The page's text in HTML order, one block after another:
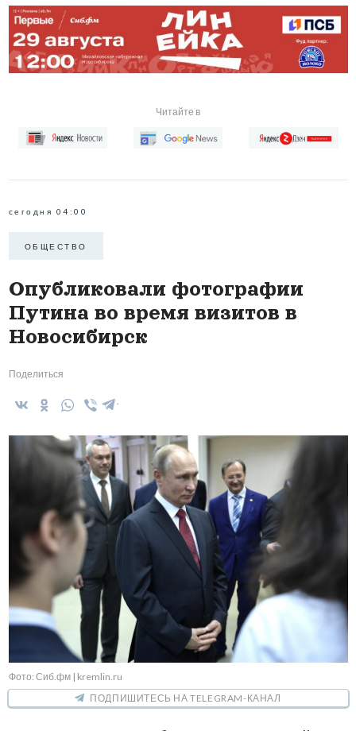
Читайте в
сегодня 04:00
ОБЩЕСТВО
Опубликовали фотографии
Путина во время визитов в
Новосибирск
Поделиться
Фото: Сиб.фм | kremlin.ru
ПОДПИШИТЕСЬ НА TELEGRAM-КАНАЛ